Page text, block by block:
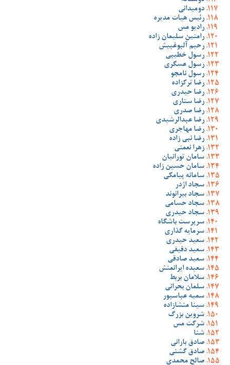
دومیدانی
رئیس هیات مدیره
رادیو مس
رامتین سلیمان زاده
رحیم آلبوغبیش
رسول خطیبی
رسول عسگری
رسول نامجو
رضا ترکزاده
رضا حیدری
رضا ستاری
رضا صدری
رضا عبدالرشیدی
رضا مهاجری
رضا نبی زاده
زهرا نعمتی
سامان تورانیان
سامان حسین زاده
سامانه پیامکی
سجاد اژدر
سجاد بیرانوند
سجاد حسامی
سجاد حیدری
سرپرست باشگاه
سرمایه گذاری
سعید حیدری
سعید دقیقی
سعید صادقی
سعیده ایرانمنش
سلامان بربط
سلمان بحرانی
سمیه عباسپور
سینا منشازاده
شروین بزرگ
شرکت مس
شنا
صادق بارانی
صادق گشنی
صالح محمدی